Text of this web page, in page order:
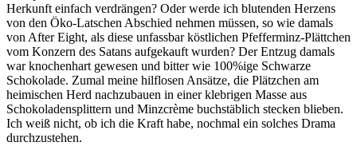
Herkunft einfach verdrängen? Oder werde ich blutenden Herzens
von den Öko-Latschen Abschied nehmen müssen, so wie damals
von After Eight, als diese unfassbar köstlichen Pfefferminz-Plättchen
vom Konzern des Satans aufgekauft wurden? Der Entzug damals
war knochenhart gewesen und bitter wie 100%ige Schwarze
Schokolade. Zumal meine hilflosen Ansätze, die Plätzchen am
heimischen Herd nachzubauen in einer klebrigen Masse aus
Schokoladensplittern und Minzcrème buchstäblich stecken blieben.
Ich weiß nicht, ob ich die Kraft habe, nochmal ein solches Drama
durchzustehen.